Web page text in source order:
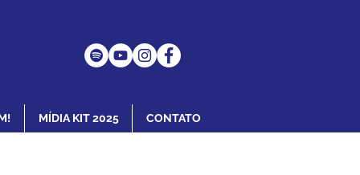
MÍDIA KIT 2025 CONTATO